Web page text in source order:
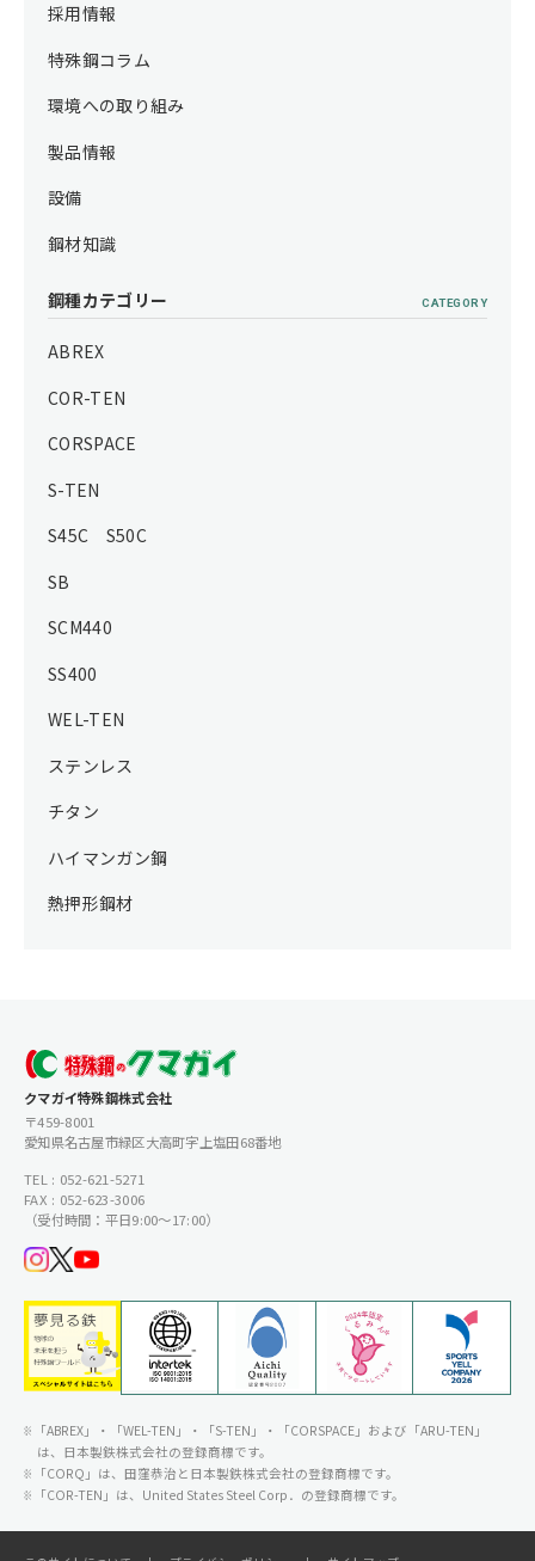
採用情報
特殊鋼コラム
環境への取り組み
製品情報
設備
鋼材知識
鋼種カテゴリー CATEGORY
ABREX
COR-TEN
CORSPACE
S-TEN
S45C S50C
SB
SCM440
SS400
WEL-TEN
ステンレス
チタン
ハイマンガン鋼
熱押形鋼材
クマガイ特殊鋼株式会社
〒459-8001
愛知県名古屋市緑区大高町字上塩田68番地
TEL : 052-621-5271
FAX : 052-623-3006
（受付時間：平日9:00〜17:00）
「ABREX」・「WEL-TEN」・「S-TEN」・「CORSPACE」および「ARU-TEN」
は、日本製鉄株式会社の登録商標です。
「CORQ」は、田窪恭治と日本製鉄株式会社の登録商標です。
「COR-TEN」は、United States Steel Corp．の登録商標です。